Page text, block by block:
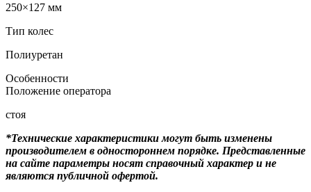
250×127 мм
Тип колес
Полиуретан
Особенности
Положение оператора
стоя
*Технические характеристики могут быть изменены
производителем в одностороннем порядке. Представленные
на сайте параметры носят справочный характер и не
являются публичной офертой.